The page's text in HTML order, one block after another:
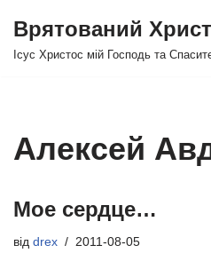
Перейти
Врятований
Ісус Христос мій Господь та
Алексей
Мое сердце…
від drex 2011-08-05